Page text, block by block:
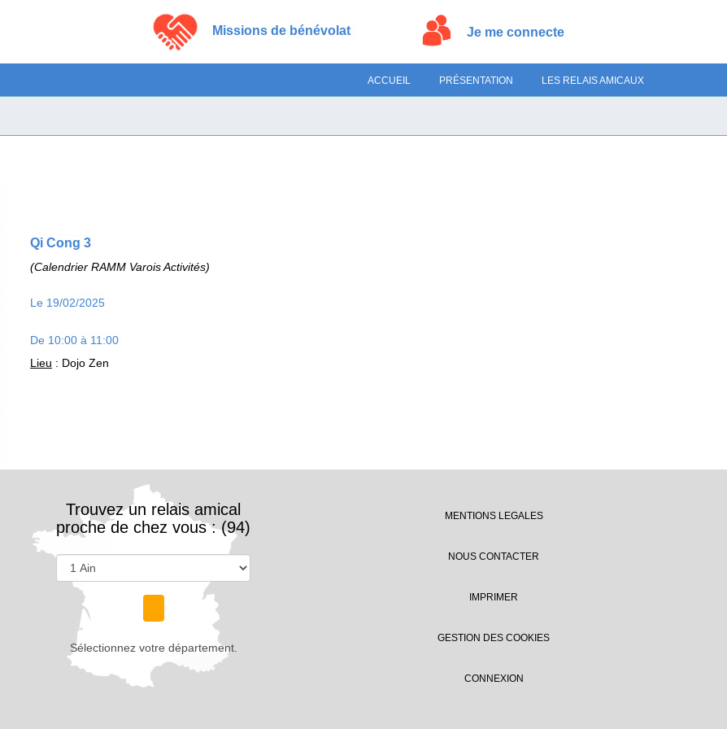
Missions de bénévolat Je me connecte
ACCUEIL PRÉSENTATION LES RELAIS AMICAUX
Qi Cong 3
(Calendrier RAMM Varois Activités)
Le 19/02/2025
De 10:00 à 11:00
Lieu : Dojo Zen
Trouvez un relais amical
proche de chez vous : (94)
Sélectionnez votre département.
MENTIONS LEGALES
NOUS CONTACTER
IMPRIMER
GESTION DES COOKIES
CONNEXION